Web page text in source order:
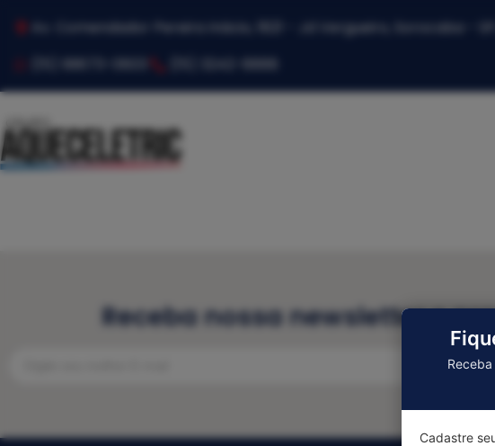
Av. Comendador Pereira Inácio, 1821 - Jd Vergueiro, Sorocaba -
Receba nossa newsletter e
Cadastre